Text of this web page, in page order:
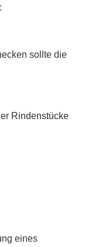
sollte die
Rindenstücke
eines